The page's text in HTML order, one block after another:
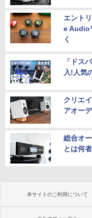
エント
e Audio
く
「ドス
入!人気
クリエ
アオー
総合オ
とは何
本サイトのご利用について